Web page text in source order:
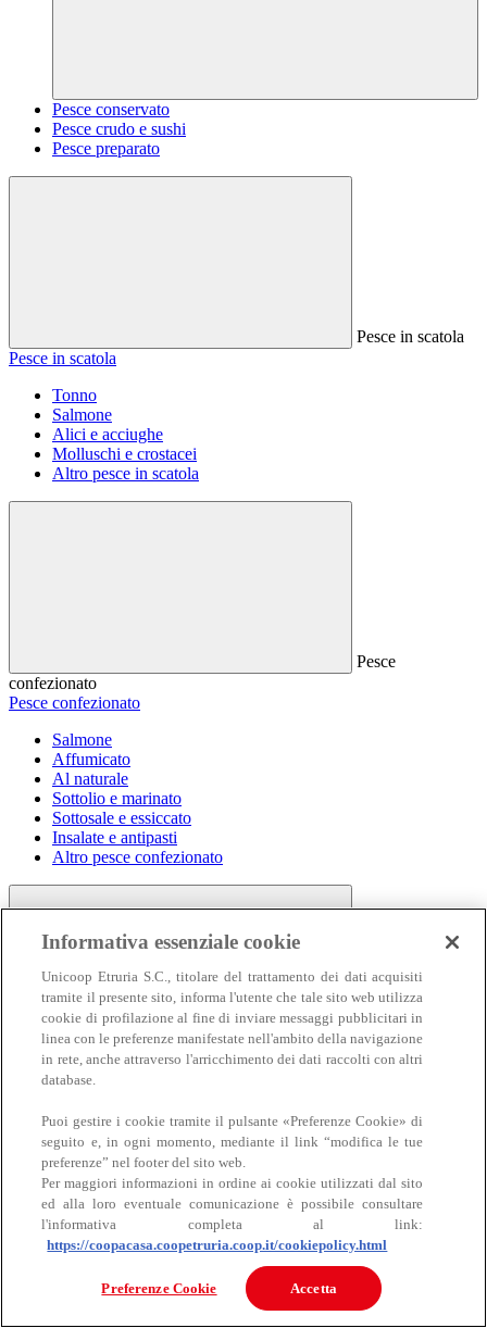
Pesce conservato
Pesce crudo e sushi
Pesce preparato
Pesce in scatola
Pesce in scatola
Tonno
Salmone
Alici e acciughe
Molluschi e crostacei
Altro pesce in scatola
Pesce
confezionato
Pesce confezionato
Salmone
Affumicato
Al naturale
Sottolio e marinato
Sottosale e essiccato
Insalate e antipasti
Altro pesce confezionato
Carne
Carne
Bovino
Informativa essenziale cookie
Unicoop Etruria S.C., titolare del trattamento dei dati acquisiti
tramite il presente sito, informa l'utente che tale sito web utilizza
cookie di profilazione al fine di inviare messaggi pubblicitari in
linea con le preferenze manifestate nell'ambito della navigazione
in rete, anche attraverso l'arricchimento dei dati raccolti con altri
database.
Puoi gestire i cookie tramite il pulsante «Preferenze Cookie» di
seguito e, in ogni momento, mediante il link “modifica le tue
preferenze” nel footer del sito web.
Per maggiori informazioni in ordine ai cookie utilizzati dal sito
ed alla loro eventuale comunicazione è possibile consultare
l'informativa completa al link:
https://coopacasa.coopetruria.coop.it/cookiepolicy.html
Preferenze Cookie Accetta